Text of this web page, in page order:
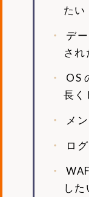
たい
デ
され
OS
長く
メ
ロ
した